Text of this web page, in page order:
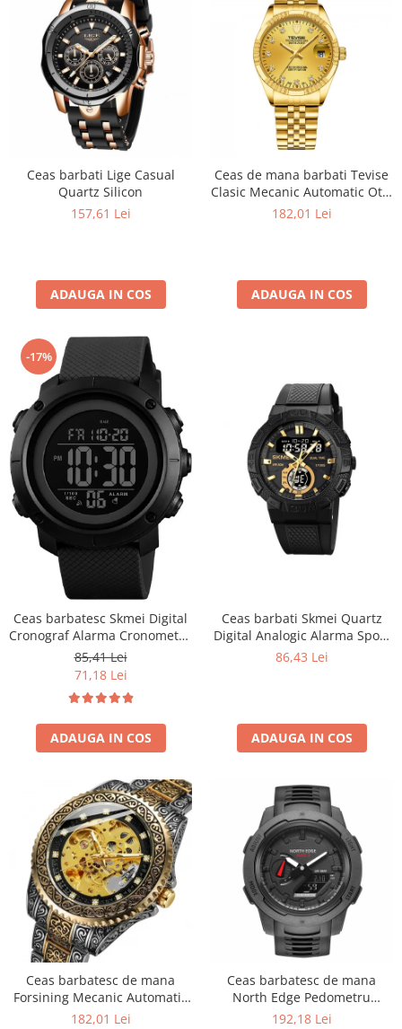
Ceas barbati Lige Casual
Quartz Silicon
157,61 Lei
ADAUGA IN COS
Ceas de mana barbati Tevise
Clasic Mecanic Automatic Otel
inoxidabil Auriu
182,01 Lei
ADAUGA IN COS
-17%
Ceas barbatesc Skmei Digital
Cronograf Alarma Cronometru
5 ATM
85,41 Lei
71,18 Lei
ADAUGA IN COS
Ceas barbati Skmei Quartz
Digital Analogic Alarma Sport
Negru Auriu
86,43 Lei
ADAUGA IN COS
Ceas barbatesc de mana
Forsining Mecanic Automatic
Skeleton Analog Argintiu
182,01 Lei
Ceas barbatesc de mana
North Edge Pedometru
Lumina de fundal DST Negru
192,18 Lei